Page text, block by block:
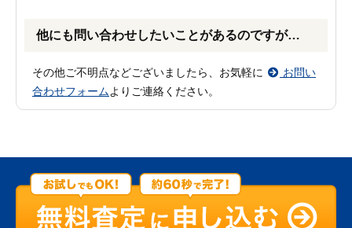
他にも問い合わせしたいことがあるのですが…
その他ご不明点などございましたら、お気軽に
お問い
合わせフォームよりご連絡ください。